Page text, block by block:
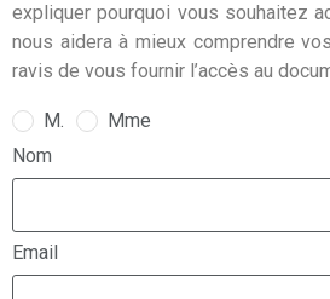
expliquer pourquoi vous souhaitez
nous aidera à mieux comprendre
ravis de vous fournir l’accès au
M.
Mme
Nom
Email